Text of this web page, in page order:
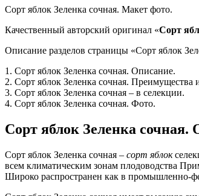
Сорт яблок Зеленка сочная. Макет фото.
Качественный авторский оригинал «Сорт
Описание разделов страницы «Сорт яблок
1. Сорт яблок Зеленка сочная. Описание.
2. Сорт яблок Зеленка сочная. Преимущества
3. Сорт яблок Зеленка сочная – в селекции.
4. Сорт яблок Зеленка сочная. Фото.
Сорт яблок Зеленка сочная.
Сорт яблок Зеленка сочная – сорт яблок
всем климатическим зонам плодоводства
Широко распространен как в промышленно-